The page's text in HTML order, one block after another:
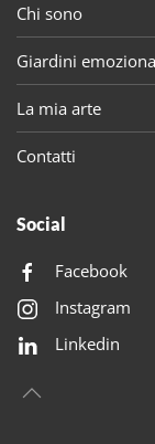
Chi sono
Giardini
La mia arte
Contatti
Social
Facebook
Instagram
Linkedin